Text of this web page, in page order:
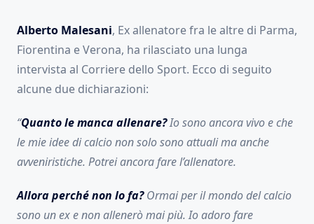
Alberto Malesani, Ex allenatore fra le altre di Parma,
Fiorentina e Verona, ha rilasciato una lunga
intervista al Corriere dello Sport. Ecco di seguito
alcune due dichiarazioni:
“Quanto le manca allenare?Io sono ancora vivo e che
le mie idee di calcio non solo sono attuali ma anche
avveniristiche. Potrei ancora fare l’allenatore.
Allora perché non lo fa?Ormai per il mondo del calcio
sono un ex e non allenerò mai più. Io adoro fare